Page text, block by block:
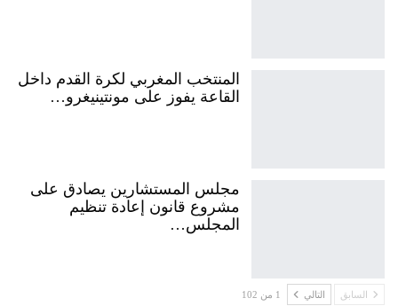
المنتخب المغربي لكرة القدم داخل
القاعة يفوز على مونتينيغرو…
مجلس المستشارين يصادق على
مشروع قانون إعادة تنظيم
المجلس…
السابق التالي 1 من 102